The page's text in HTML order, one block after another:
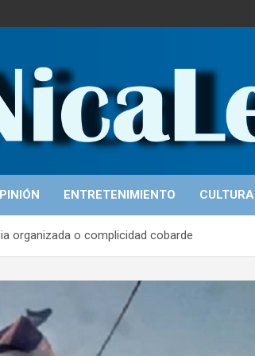
ENTRETENIMIENTO CULTURA
organizada o complicidad cobarde